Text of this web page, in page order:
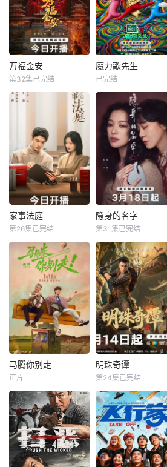
事武器。残酷的实
验不断压榨他的身
体，也持续点燃着
他心底的怒火。很
快实验彻底失控，
被狂怒彻底吞噬的
波派化身
万福金安
吴曼思
皇后顾清遭害葬身
火海，魂穿为尚衣
局婢女凤卿。为护
妹妹顾婉、查找真
凶，她以婢女之身
周旋于一众嫔妃之
间，更联合太医弟
弟顾玹智斗后宫各
方势力，于九重宫
阙步步为营，与帝
交锋中悄然重续
【嘿叭电影
万福金安
第32集已完结
魔力歌先生
大张伟
来自各行各业、不
同身份年龄的魔力s
ir正式集结！进阶
舞台考核已就位，
竞逐魔力歌的极致
演绎，在欢乐解
压、魔力开唱的氛
围里，共同诞生年
度魔力歌先生，一
段充满未知与惊喜
启【嘿叭电影-高清
视频
魔力歌先生
已完结
家事法庭
黄璐
青年法官沈谢秩携
手律师秦睿，与舒
静、胡艾溪、陈向
辉等法律同侪深入
基层工作，为人民
群众解决亲子矛
盾、婚姻困境等纷
繁的社会、家庭问
题；在一桩桩案件
中，秉持法律无情
行初心使命、坚守
法治信仰的
家事法庭
第26集已完结
隐身的名字
刘雅瑟
本剧改编自豆瓣阅
读连载小说《隐身
的名字》，作者易
难【嘿叭电影-高清
视频免费在线观
看】
隐身的名字
第31集已完结
马腾你别走
宋茜
没钱没爱还没心没
肺的马腾（林更新
饰）人近中年一事
无成，是旁人眼里
公认的“废柴”！钢
马腾你别走
正片
明珠奇谭
李艺彤
一双绣花鞋拉开了
文物专家陈友熙的
冒险序幕，四人冒
险队在寻找灵霄珠
的路上数次与盗墓
明珠奇谭
第24集已完结